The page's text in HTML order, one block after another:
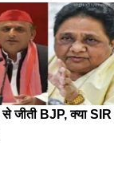
जीती BJP, क्या SIR